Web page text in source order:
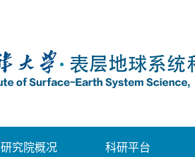
研究院概况 科研平台